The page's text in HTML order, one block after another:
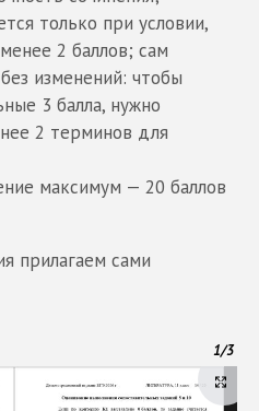
только при условии,
2 баллов; сам
изменений: чтобы
3 балла, нужно
2 терминов для
максимум — 20 баллов
прилагаем сами
1/3